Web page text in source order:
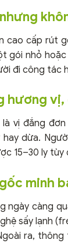
nhưng
cao cấp rút
gói nhỏ
đi công tác
hương
là vị đắng
dừa.
15–30 ly
minh
ngày càng
sấy lạnh
ra,